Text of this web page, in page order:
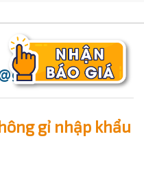
gỉ nhập khẩu